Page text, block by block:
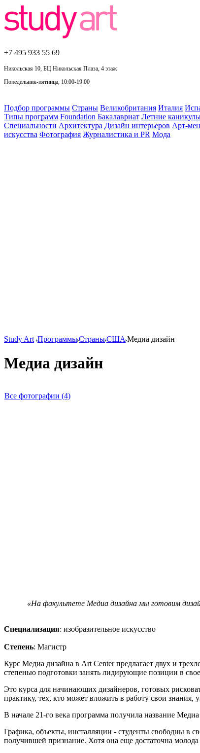
+7 495 933 55 69
Никольская 10, БЦ Никольская Плаза, 4 этаж
Понедельник-пятница, 10:00-19:00
Подбор программы Страны Великобритания Италия
Типы программ Foundation Бакалавриат Летние
Специальности Архитектура Дизайн интерьеров Арт-
искусства Фотография Журналистика и PR Мода
Study Art ПрограммыСтраныСША Медиа дизайн
Медиа дизайн
Все фотографии (4)
«На факультете Медиа дизайна мы готовим
Специализация: изобразительное искусство
Степень: Магистр
Курс Медиа дизайна в Art Center предлагает двух и
степенью подготовки занять лидирующие позиции в
Это курса для начинающих дизайнеров, готовых
практику, тех, кто может вложить в работу свои знания,
В начале 21-го века программа получила название
Графика, объекты, инсталляции - студенты свободны в
получившей признание. Хотя она еще достаточна молода